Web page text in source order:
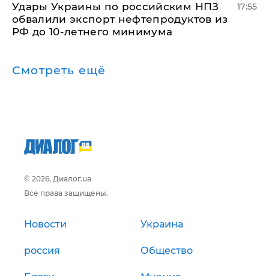
Удары Украины по российским НПЗ
обвалили экспорт нефтепродуктов из
РФ до 10-летнего минимума
17:55
Смотреть ещё
© 2026, Диалог.ua
Все права защищены.
Новости Украина
россия Общество